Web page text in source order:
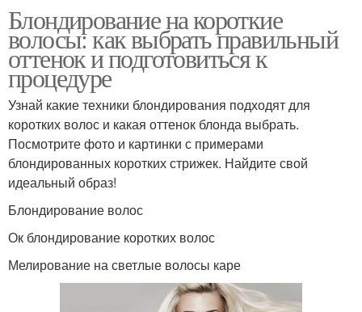
Блондирование на короткие
волосы: как выбрать правильный
оттенок и подготовиться к
процедуре
Узнай какие техники блондирования подходят для
коротких волос и какая оттенок блонда выбрать.
Посмотрите фото и картинки с примерами
блондированных коротких стрижек. Найдите свой
идеальный образ!
Блондирование волос
Ок блондирование коротких волос
Мелирование на светлые волосы каре